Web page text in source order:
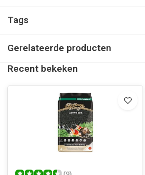
Tags
Gerelateerde producten
Recent bekeken